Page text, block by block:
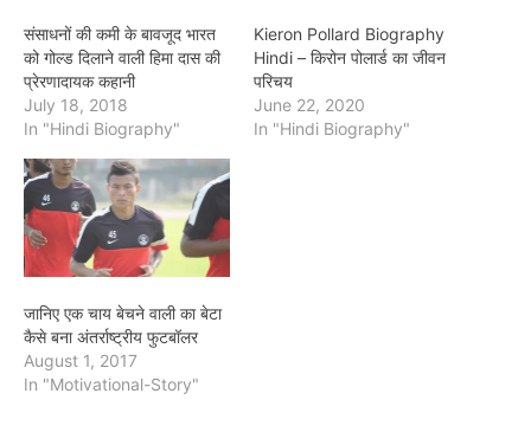
संसाधनों की कमी के बावजूद भारत
को गोल्ड दिलाने वाली हिमा दास की
प्रेरणादायक कहानी
July 18, 2018
In "Hindi Biography"
Kieron Pollard Biography
Hindi – किरोन पोलार्ड का जीवन
परिचय
June 22, 2020
In "Hindi Biography"
जानिए एक चाय बेचने वाली का बेटा
कैसे बना अंतर्राष्ट्रीय फुटबॉलर
August 1, 2017
In "Motivational-Story"